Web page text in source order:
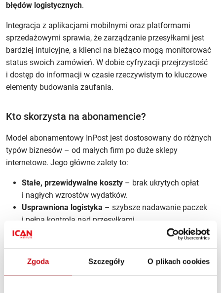
Zgoda Szczegóły O plikach cookies
błędów logistycznych.
Integracja z aplikacjami mobilnymi oraz platformami
sprzedażowymi sprawia, że zarządzanie przesyłkami jest
bardziej intuicyjne, a klienci na bieżąco mogą monitorować
status swoich zamówień. W dobie cyfryzacji przejrzystość
i dostęp do informacji w czasie rzeczywistym to kluczowe
elementy budowania zaufania.
Kto skorzysta na abonamencie?
Model abonamentowy InPost jest dostosowany do różnych
typów biznesów – od małych firm po duże sklepy
internetowe. Jego główne zalety to:
Stałe, przewidywalne koszty – brak ukrytych opłat
i nagłych wzrostów wydatków.
Usprawniona logistyka – szybsze nadawanie paczek
i pełna kontrola nad przesyłkami.
Skalowalność usług
– możliwość dostosowania
Integracja z platformami e‑commerce
– proste
połączenie z popularnymi systemami sprzedażowymi.